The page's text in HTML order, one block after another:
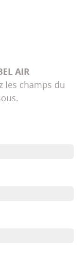
AIR
les champs du